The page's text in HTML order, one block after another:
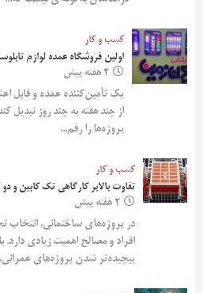
کسب و کار
اولین فروشگاه عمده لوازم
2 هفته پیش
یک تأمین‌کننده عمده و قابل
از چند هفته به چند روز تبدیل
پروژه‌ها را رقم...
کسب و کار
تفاوت بالابر کارگاهی تک کابین و دو
2 هفته پیش
در پروژه‌های ساختمانی، انتخاب
افراد و مصالح اهمیت زیادی دارد.
پیچیده‌تر شدن پروژه‌های عمرانی،